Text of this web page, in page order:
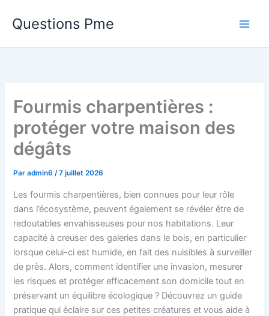
Questions Pme
Fourmis charpentières :
protéger votre maison des
dégâts
Paradmin6/7 juillet 2026
Les fourmis charpentières, bien connues pour leur rôle
dans l’écosystème, peuvent également se révéler être de
redoutables envahisseuses pour nos habitations. Leur
capacité à creuser des galeries dans le bois, en particulier
lorsque celui-ci est humide, en fait des nuisibles à surveiller
de près. Alors, comment identifier une invasion, mesurer
les risques et protéger efficacement son domicile tout en
préservant un équilibre écologique ? Découvrez un guide
pratique qui éclaire sur ces petites créatures et vous aide à